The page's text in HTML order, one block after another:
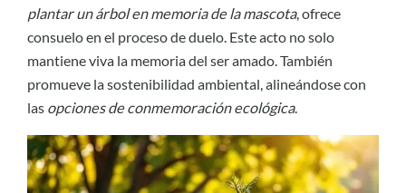
plantar un árbol en memoria de la mascota, ofrece
consuelo en el proceso de duelo. Este acto no solo
mantiene viva la memoria del ser amado. También
promueve la sostenibilidad ambiental, alineándose con
las opciones de conmemoración ecológica.